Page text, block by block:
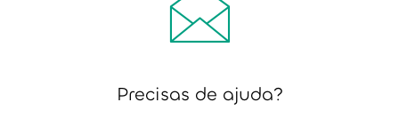
Precisas de ajuda?